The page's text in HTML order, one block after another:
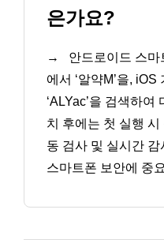
은가요?
→
안드로이드 스마
에서 ‘알약M’을,
‘ALYac’을 검색하
치 후에는 첫 실행
동 검사 및 실시간 감
스마트폰 보안에 중